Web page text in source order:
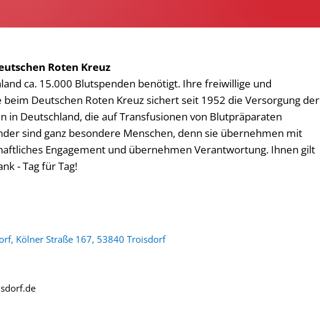
Roten Kreuz
ca. 15.000 Blutspenden benötigt. Ihre freiwillige und
Deutschen Roten Kreuz sichert seit 1952 die Versorgung der
in Deutschland, die auf Transfusionen von Blutpräparaten
sind ganz besondere Menschen, denn sie übernehmen mit
Engagement und übernehmen Verantwortung. Ihnen gilt
- Tag für Tag!
Kölner Straße 167, 53840 Troisdorf